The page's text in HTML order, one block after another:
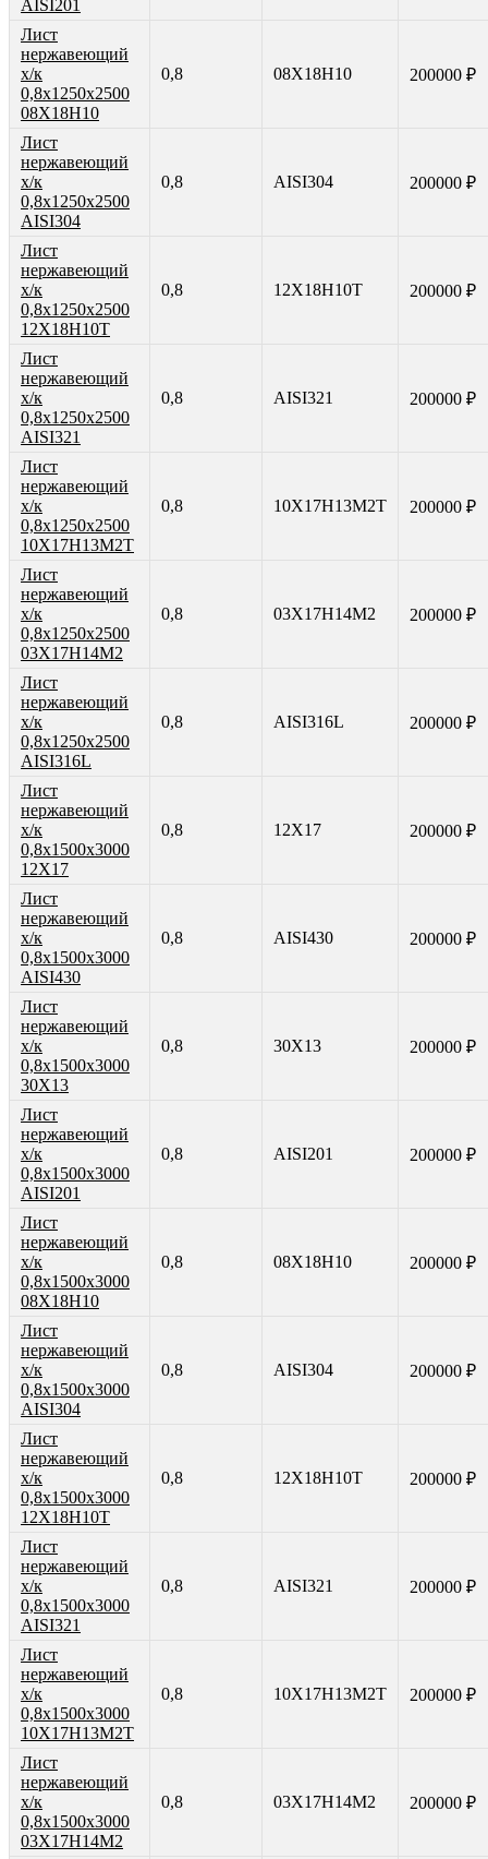
AISI201
Лист
нержавеющий
х/к
0,8х1250х2500
08Х18Н10
0,8 08Х18Н10 200000 ₽
Лист
нержавеющий
х/к
0,8х1250х2500
AISI304
0,8 AISI304 200000 ₽
Лист
нержавеющий
х/к
0,8х1250х2500
12Х18Н10Т
0,8 12Х18Н10Т 200000 ₽
Лист
нержавеющий
х/к
0,8х1250х2500
AISI321
0,8 AISI321 200000 ₽
Лист
нержавеющий
х/к
0,8х1250х2500
10Х17Н13М2Т
0,8 10Х17Н13М2Т 200000 ₽
Лист
нержавеющий
х/к
0,8х1250х2500
03Х17Н14М2
0,8 03Х17Н14М2 200000 ₽
Лист
нержавеющий
х/к
0,8х1250х2500
AISI316L
0,8 AISI316L 200000 ₽
Лист
нержавеющий
х/к
0,8х1500х3000
12Х17
0,8 12Х17 200000 ₽
Лист
нержавеющий
х/к
0,8х1500х3000
AISI430
0,8 AISI430 200000 ₽
Лист
нержавеющий
х/к
0,8х1500х3000
30Х13
0,8 30Х13 200000 ₽
Лист
нержавеющий
х/к
0,8х1500х3000
AISI201
0,8 AISI201 200000 ₽
Лист
нержавеющий
х/к
0,8х1500х3000
08Х18Н10
0,8 08Х18Н10 200000 ₽
Лист
нержавеющий
х/к
0,8х1500х3000
AISI304
0,8 AISI304 200000 ₽
Лист
нержавеющий
х/к
0,8х1500х3000
12Х18Н10Т
0,8 12Х18Н10Т 200000 ₽
Лист
нержавеющий
х/к
0,8х1500х3000
AISI321
0,8 AISI321 200000 ₽
Лист
нержавеющий
х/к
0,8х1500х3000
10Х17Н13М2Т
0,8 10Х17Н13М2Т 200000 ₽
Лист
нержавеющий
х/к
0,8х1500х3000
03Х17Н14М2
0,8 03Х17Н14М2 200000 ₽